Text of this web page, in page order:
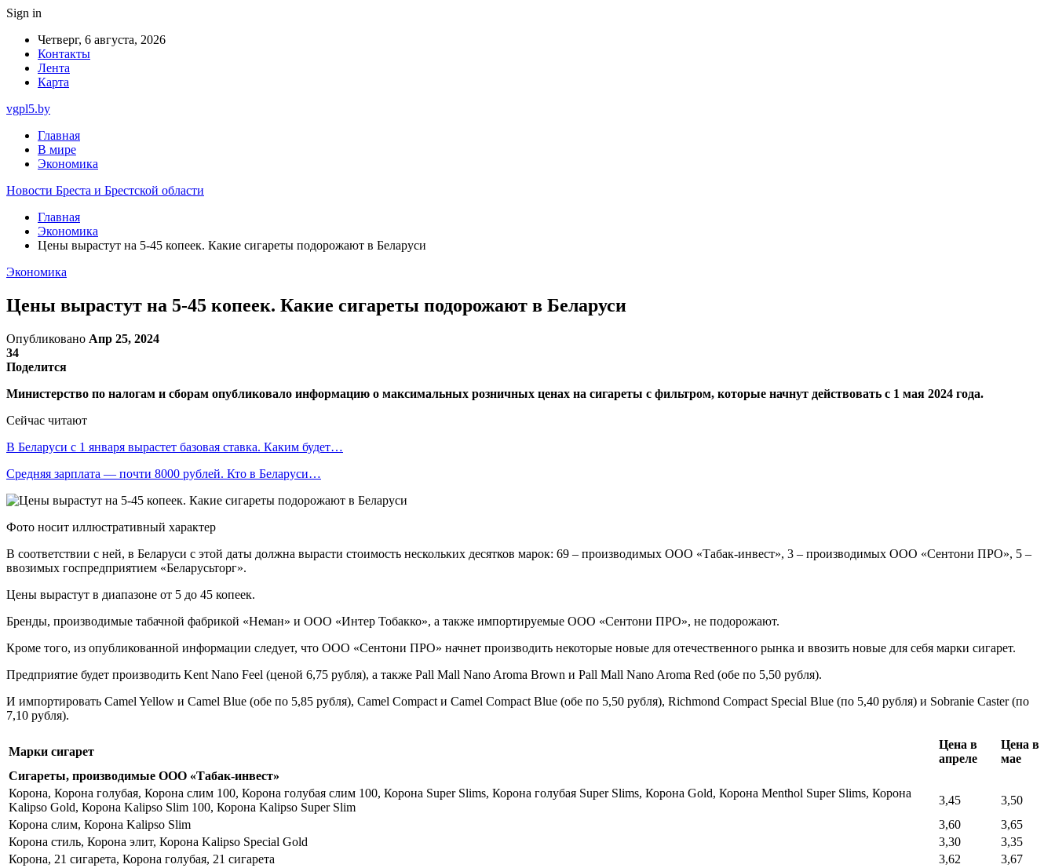
Sign in
Четверг, 6 августа, 2026
Контакты
Лента
Карта
vgpl5.by
Главная
В мире
Экономика
Новости Бреста и Брестской области
Главная
Экономика
Цены вырастут на 5-45 копеек. Какие сигареты подорожают в Беларуси
Экономика
Цены вырастут на 5-45 копеек. Какие сигареты подорожают в Беларуси
Опубликовано Апр 25, 2024
34
Поделится
Министерство по налогам и сборам опубликовало информацию о максимальных розничных ценах на сигареты с фильтром, которые начнут действовать с 1 мая 2024 года.
Сейчас читают
В Беларуси с 1 января вырастет базовая ставка. Каким будет…
Средняя зарплата — почти 8000 рублей. Кто в Беларуси…
Фото носит иллюстративный характер
В соответствии с ней, в Беларуси с этой даты должна вырасти стоимость нескольких десятков марок: 69 – производимых ООО «Табак-инвест», 3 – производимых ООО «Сентони ПРО», 5 –
ввозимых госпредприятием «Беларусьторг».
Цены вырастут в диапазоне от 5 до 45 копеек.
Бренды, производимые табачной фабрикой «Неман» и ООО «Интер Тобакко», а также импортируемые ООО «Сентони ПРО», не подорожают.
Кроме того, из опубликованной информации следует, что ООО «Сентони ПРО» начнет производить некоторые новые для отечественного рынка и ввозить новые для себя марки сигарет.
Предприятие будет производить Kent Nano Feel (ценой 6,75 рубля), а также Pall Mall Nano Aroma Brown и Pall Mall Nano Aroma Red (обе по 5,50 рубля).
И импортировать Camel Yellow и Camel Blue (обе по 5,85 рубля), Camel Compact и Camel Compact Blue (обе по 5,50 рубля), Richmond Compact Special Blue (по 5,40 рубля) и Sobranie Caster (по
7,10 рубля).
Марки сигарет
Цена в
апреле
Цена в
мае
Сигареты, производимые ООО «Табак-инвест»
Корона, Корона голубая, Корона слим 100, Корона голубая слим 100, Корона Super Slims, Корона голубая Super Slims, Корона Gold, Корона Menthol Super Slims, Корона
Kalipso Gold, Корона Kalipso Slim 100, Корона Kalipso Super Slim
3,45
3,50
Корона слим, Корона Kalipso Slim
3,60
3,65
Корона стиль, Корона элит, Корона Kalipso Special Gold
3,30
3,35
Корона, 21 сигарета, Корона голубая, 21 сигарета
3,62
3,67